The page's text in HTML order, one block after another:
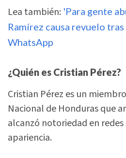
Lea también: 'Para gente
Ramírez causa revuelo
WhatsApp
¿Quién es Cristian Pérez?
Cristian Pérez es un
Nacional de Honduras que
alcanzó notoriedad en redes
apariencia.